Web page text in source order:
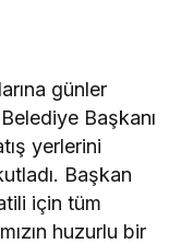
günler
Başkanı
yerlerini
Başkan
için tüm
huzurlu bir